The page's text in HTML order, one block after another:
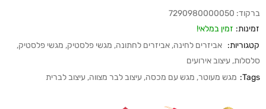
ברקוד: 7290980000050
זמינות: זמין במלאי!
קטגוריות: אביזרים לחינה, אביזרים לחתונה, מגשי פלסטיק, מגשי פלסטיק,
סלסלות, עיצוב אירועים
Tags: מגש מעוטר, מגש עם מכסה, עיצוב לבר מצווה, עיצוב לברית